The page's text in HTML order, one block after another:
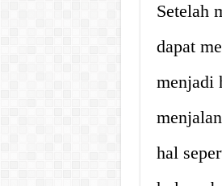
Setelah
dapat
menjadi
hal